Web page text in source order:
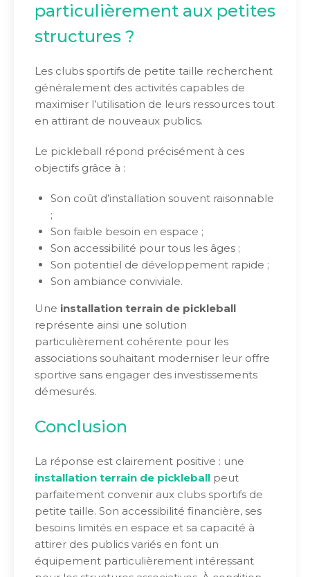
particulièrement aux petites
structures ?
Les clubs sportifs de petite taille recherchent
généralement des activités capables de
maximiser l’utilisation de leurs ressources tout
en attirant de nouveaux publics.
Le pickleball répond précisément à ces
objectifs grâce à :
Son coût d’installation souvent raisonnable
;
Son faible besoin en espace ;
Son accessibilité pour tous les âges ;
Son potentiel de développement rapide ;
Son ambiance conviviale.
Une installation terrain de pickleball
représente ainsi une solution
particulièrement cohérente pour les
associations souhaitant moderniser leur offre
sportive sans engager des investissements
démesurés.
Conclusion
La réponse est clairement positive : une
installation terrain de pickleball peut
parfaitement convenir aux clubs sportifs de
petite taille. Son accessibilité financière, ses
besoins limités en espace et sa capacité à
attirer des publics variés en font un
équipement particulièrement intéressant